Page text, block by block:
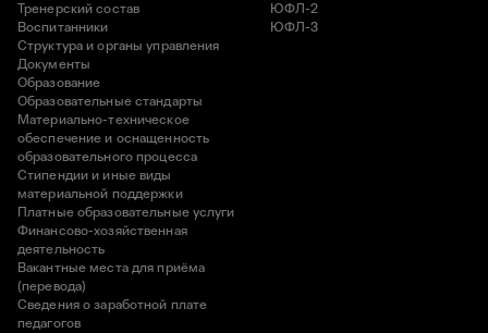
Тренерский состав
Воспитанники
Структура и органы управления
Документы
Образование
Образовательные стандарты
Материально-техническое
обеспечение и оснащенность
образовательного процесса
Стипендии и иные виды
материальной поддержки
Платные образовательные услуги
Финансово-хозяйственная
деятельность
Вакантные места для приёма
(перевода)
Сведения о заработной плате
педагогов
ЮФЛ-2
ЮФЛ-3